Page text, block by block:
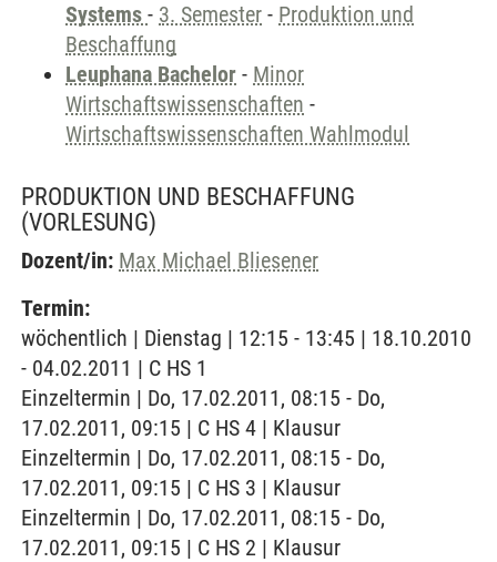
Systems - 3. Semester - Produktion und
Beschaffung
Leuphana Bachelor - Minor
Wirtschaftswissenschaften -
Wirtschaftswissenschaften Wahlmodul
PRODUKTION UND BESCHAFFUNG
(VORLESUNG)
Dozent/in: Max Michael Bliesener
Termin:
wöchentlich | Dienstag | 12:15 - 13:45 | 18.10.2010
- 04.02.2011 | C HS 1
Einzeltermin | Do, 17.02.2011, 08:15 - Do,
17.02.2011, 09:15 | C HS 4 | Klausur
Einzeltermin | Do, 17.02.2011, 08:15 - Do,
17.02.2011, 09:15 | C HS 3 | Klausur
Einzeltermin | Do, 17.02.2011, 08:15 - Do,
17.02.2011, 09:15 | C HS 2 | Klausur